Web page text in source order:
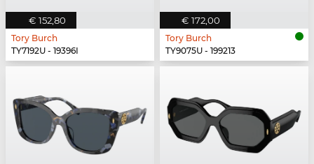
€ 152,80
Tory Burch
TY7192U - 19396I
€ 172,00
Tory Burch
TY9075U - 199213